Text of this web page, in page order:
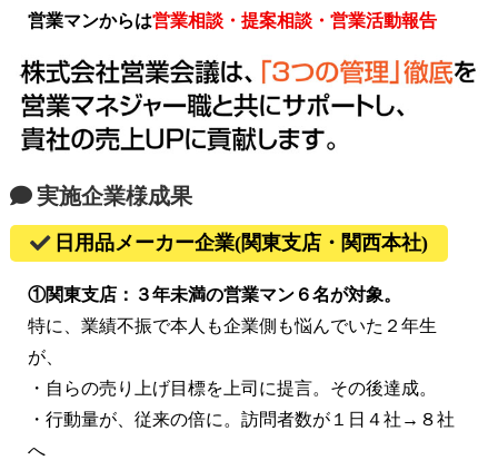
営業マンからは営業相談・提案相談・営業活動報告
実施企業様成果
日用品メーカー企業(関東支店・関西本社)
①関東支店：３年未満の営業マン６名が対象。
特に、業績不振で本人も企業側も悩んでいた２年生
が、
・自らの売り上げ目標を上司に提言。その後達成。
・行動量が、従来の倍に。訪問者数が１日４社→８社
へ